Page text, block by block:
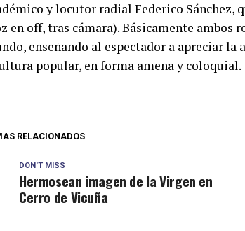
y locutor radial Federico
en off, tras cámara). Básicamente
enseñando al espectador a apreciar
popular, en forma amena y coloquial.
RELACIONADOS
DON'T MISS
Hermosean imagen de la Virgen en
Cerro de Vicuña